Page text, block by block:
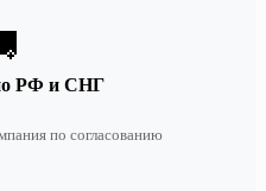
РФ и СНГ
по согласованию